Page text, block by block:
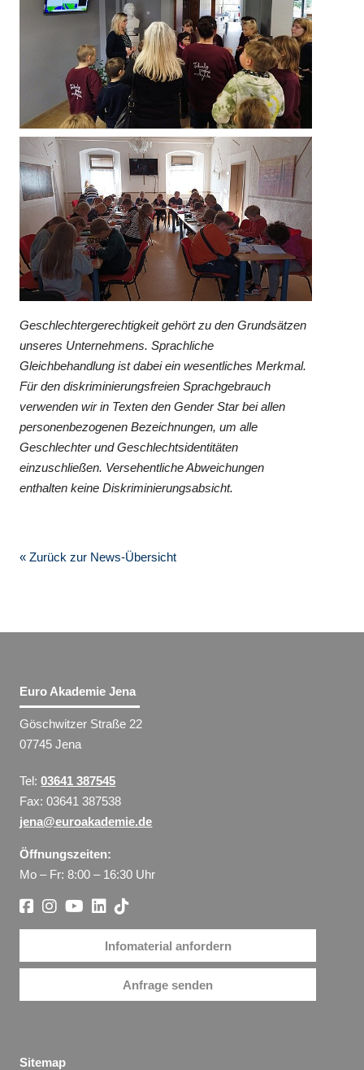
Geschlechtergerechtigkeit gehört zu den Grundsätzen
unseres Unternehmens. Sprachliche
Gleichbehandlung ist dabei ein wesentliches Merkmal.
Für den diskriminierungsfreien Sprachgebrauch
verwenden wir in Texten den Gender Star bei allen
personenbezogenen Bezeichnungen, um alle
Geschlechter und Geschlechtsidentitäten
einzuschließen. Versehentliche Abweichungen
enthalten keine Diskriminierungsabsicht.
« Zurück zur News-Übersicht
Euro Akademie Jena
Göschwitzer Straße 22
07745 Jena
Tel:03641 387545
Fax: 03641 387538
jena@euroakademie.de
Öffnungszeiten:
Mo – Fr: 8:00 – 16:30 Uhr
Infomaterial anfordern
Anfrage senden
Sitemap